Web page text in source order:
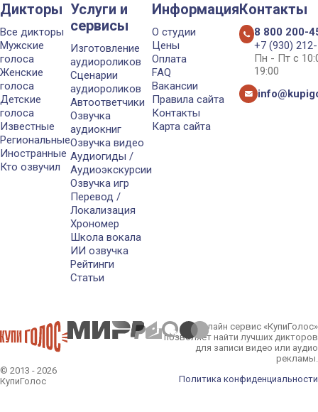
Дикторы
Все дикторы
Мужские
голоса
Женские
голоса
Детские
голоса
Известные
Региональные
Иностранные
Кто озвучил
Услуги и
сервисы
Изготовление
аудиороликов
Сценарии
аудиороликов
Автоответчики
Озвучка
аудиокниг
Озвучка видео
Аудиогиды /
Аудиоэкскурсии
Озвучка игр
Перевод /
Локализация
Хрономер
Школа вокала
ИИ озвучка
Рейтинги
Статьи
Информация
О студии
Цены
Оплата
FAQ
Вакансии
Правила сайта
Контакты
Карта сайта
Контакты
8 800 200-
+7 (930)
Пн - Пт с
19:00
© 2013 - 2026
КупиГолос
Онлайн сервис «КупиГолос»
позволяет найти лучших дикторов
для записи видео или аудио
рекламы.
Политика конфиденциальности